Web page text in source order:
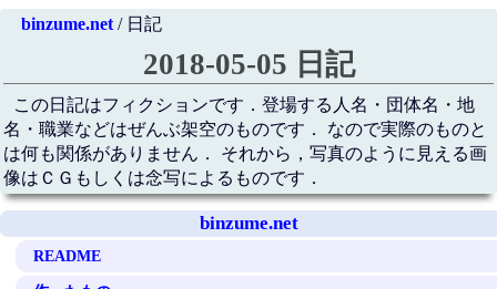
binzume.net/ 日記
2018-05-05 日記
この日記はフィクションです．登場する人名・団体名・地
名・職業などはぜんぶ架空のものです． なので実際のものと
は何も関係がありません． それから，写真のように見える画
像はＣＧもしくは念写によるものです．
binzume.net
README